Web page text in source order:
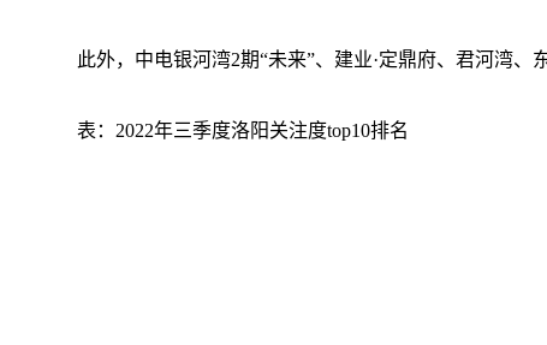
此外，中电银河湾2期“未来”、建业·定鼎府、君河湾、
表：2022年三季度洛阳关注度top10排名